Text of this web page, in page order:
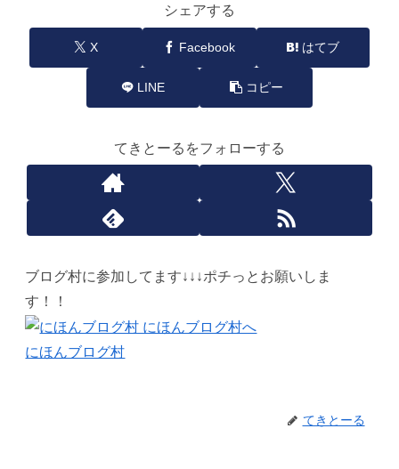
シェアする
X Facebook はてブ
LINE コピー
てきとーるをフォローする
ブログ村に参加してます↓↓↓ポチっとお願いしま
す！！
にほんブログ村
てきとーる